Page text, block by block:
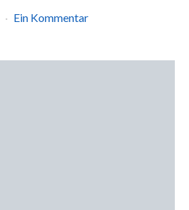
Ein Kommentar